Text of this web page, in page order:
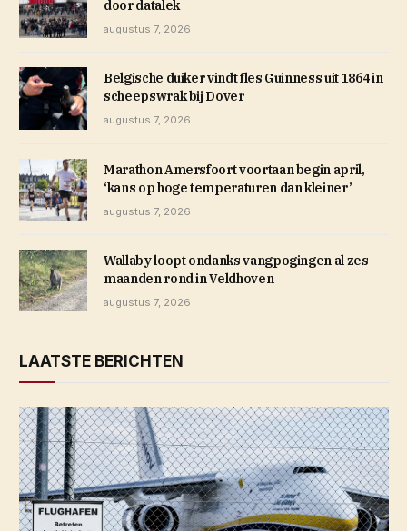
door datalek
augustus 7, 2026
Belgische duiker vindt fles Guinness uit 1864 in
scheepswrak bij Dover
augustus 7, 2026
Marathon Amersfoort voortaan begin april,
‘kans op hoge temperaturen dan kleiner’
augustus 7, 2026
Wallaby loopt ondanks vangpogingen al zes
maanden rond in Veldhoven
augustus 7, 2026
LAATSTE BERICHTEN